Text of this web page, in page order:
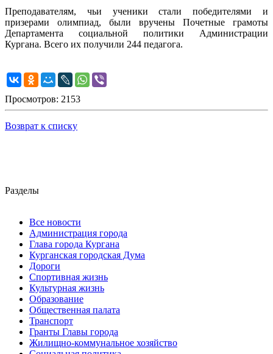
Преподавателям, чьи ученики стали победителями и
призерами олимпиад, были вручены Почетные грамоты
Департамента социальной политики Администрации
Кургана. Всего их получили 244 педагога.
Просмотров: 2153
Возврат к списку
Разделы
Все новости
Администрация города
Глава города Кургана
Курганская городская Дума
Дороги
Спортивная жизнь
Культурная жизнь
Образование
Общественная палата
Транспорт
Гранты Главы города
Жилищно-коммунальное хозяйство